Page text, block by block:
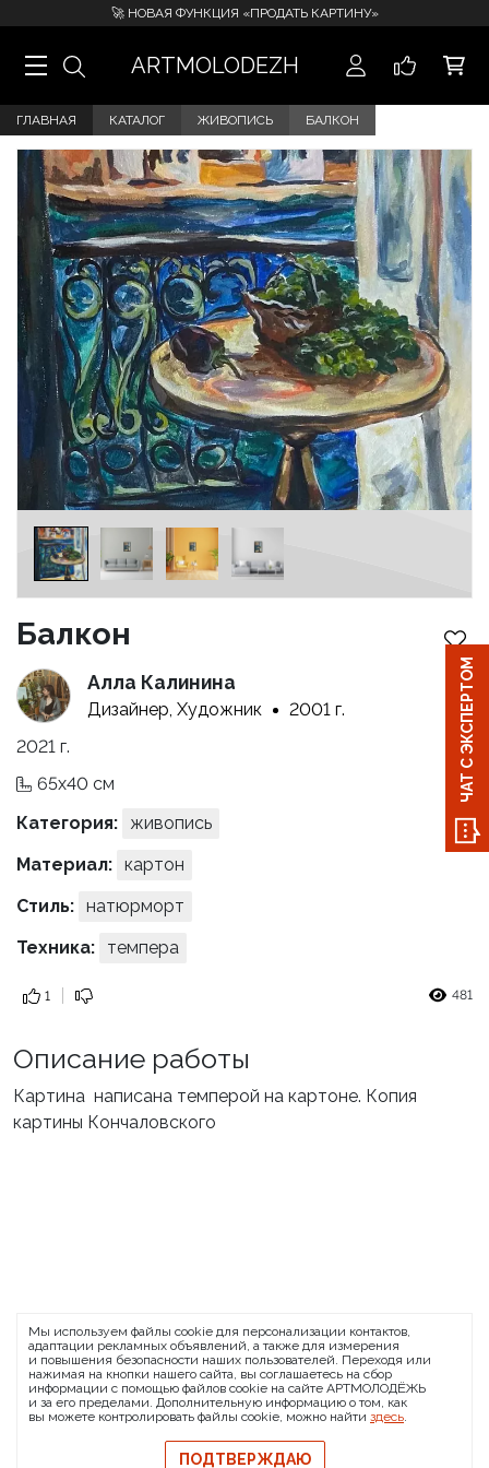
🚀 НОВАЯ ФУНКЦИЯ «ПРОДАТЬ КАРТИНУ»
ARTMOLODEZH
ГЛАВНАЯ КАТАЛОГ ЖИВОПИСЬ БАЛКОН
Балкон
Алла Калинина
Дизайнер, Художник
2001 г.
2021 г.
65x40 см
Категория:
живопись
Материал: картон
Стиль: натюрморт
Техника:
темпера
1 481
Описание работы
Картина написана темперой на картоне. Копия
картины Кончаловского
О проекте FAQ
Банковские реквизиты
Сообщить о баге
© 2026 АРТМОЛОДЁЖЬ
Политика конфиденциальности
Политика обмена и возврата
ЧАТ С ЭКСПЕРТОМ
Мы используем файлы cookie для персонализации контактов,
адаптации рекламных объявлений, а также для измерения
и повышения безопасности наших пользователей. Переходя или
нажимая на кнопки нашего сайта, вы соглашаетесь на сбор
информации с помощью файлов cookie на сайте АРТМОЛОДЁЖЬ
и за его пределами. Дополнительную информацию о том, как
вы можете контролировать файлы cookie, можно найти здесь.
ПОДТВЕРЖДАЮ